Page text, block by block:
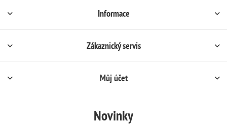
Informace
Zákaznický servis
Můj účet
Novinky